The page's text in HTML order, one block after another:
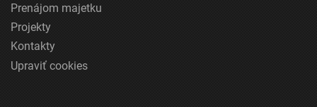
Prenájom majetku
Projekty
Kontakty
Upraviť cookies